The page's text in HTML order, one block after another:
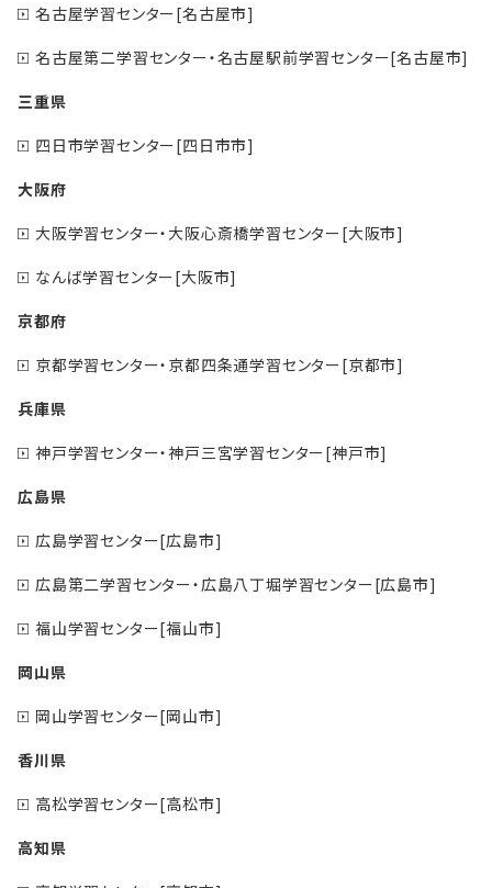
名古屋学習センター[名古屋市]
名古屋第二学習センター・名古屋駅前学習センター[名古屋市]
三重県
四日市学習センター[四日市市]
大阪府
大阪学習センター・大阪心斎橋学習センター[大阪市]
なんば学習センター[大阪市]
京都府
京都学習センター・京都四条通学習センター[京都市]
兵庫県
神戸学習センター・神戸三宮学習センター[神戸市]
広島県
広島学習センター[広島市]
広島第二学習センター・広島八丁堀学習センター[広島市]
福山学習センター[福山市]
岡山県
岡山学習センター[岡山市]
香川県
高松学習センター[高松市]
高知県